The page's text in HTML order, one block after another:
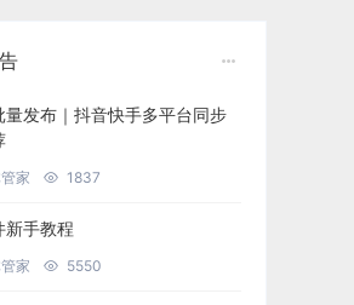
量发布｜抖音快手多平台同步
家 1837
新手教程
家 5550